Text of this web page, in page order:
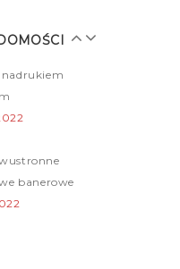
banerowe